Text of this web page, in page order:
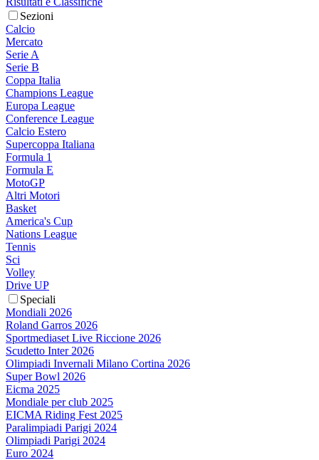
Sezioni
Calcio
Mercato
Serie A
Serie B
Coppa Italia
Champions League
Europa League
Conference League
Calcio Estero
Supercoppa Italiana
Formula 1
Formula E
MotoGP
Altri Motori
Basket
America's Cup
Nations League
Tennis
Sci
Volley
Drive UP
Speciali
Mondiali 2026
Roland Garros 2026
Sportmediaset Live Riccione 2026
Scudetto Inter 2026
Olimpiadi Invernali Milano Cortina 2026
Super Bowl 2026
Eicma 2025
Mondiale per club 2025
EICMA Riding Fest 2025
Paralimpiadi Parigi 2024
Olimpiadi Parigi 2024
Euro 2024